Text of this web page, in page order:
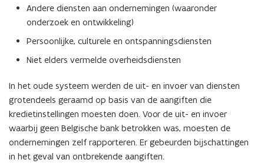
Andere diensten aan ondernemingen (waaronder
onderzoek en ontwikkeling)
Persoonlijke, culturele en ontspanningsdiensten
Niet elders vermelde overheidsdiensten
In het oude systeem werden de uit- en invoer van diensten
grotendeels geraamd op basis van de aangiften die
kredietinstellingen moesten doen. Voor de uit- en invoer
waarbij geen Belgische bank betrokken was, moesten de
ondernemingen zelf rapporteren. Er gebeurden bijschattingen
in het geval van ontbrekende aangiften.